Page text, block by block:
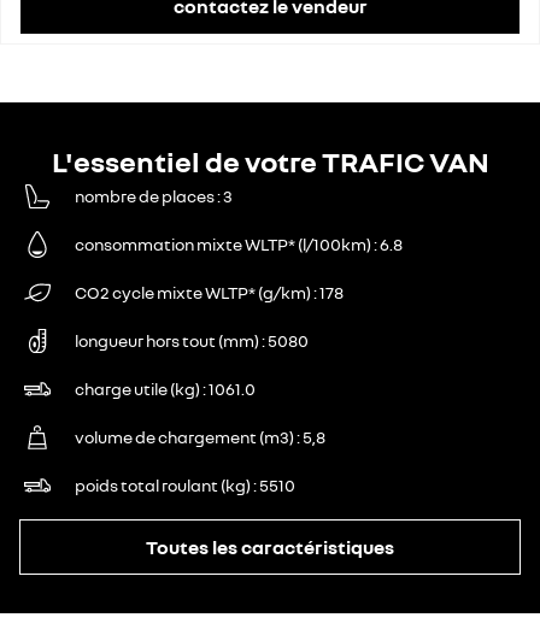
contactez le vendeur
L'essentiel de votre TRAFIC VAN
nombre de places 3
consommation mixte WLTP* (l/100km) 6.8
CO2 cycle mixte WLTP* (g/km) 178
longueur hors tout (mm) 5080
charge utile (kg) 1061.0
volume de chargement (m3) 5,8
poids total roulant (kg) 5510
Toutes les caractéristiques